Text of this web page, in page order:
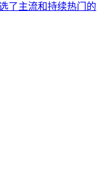
了主流和持续热门的